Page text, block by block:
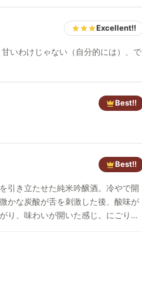
Excellent!!
いわけじゃない（自分的には）、で
Best!!
Best!!
かな炭酸が舌を刺激した後、酸味が
り、味わいが開いた感じ。にごりに